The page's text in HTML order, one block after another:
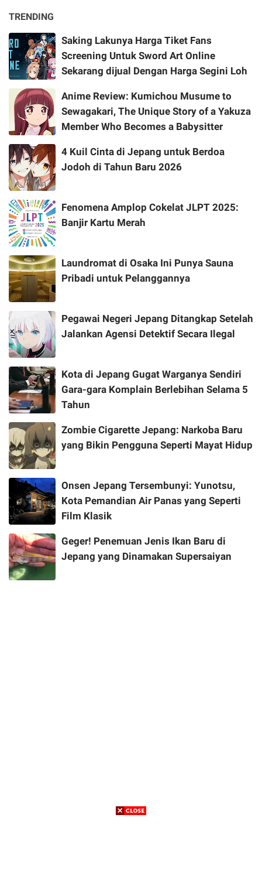
TRENDING
Saking Lakunya Harga Tiket Fans
Screening Untuk Sword Art Online
Sekarang dijual Dengan Harga Segini Loh
Anime Review: Kumichou Musume to
Sewagakari, The Unique Story of a Yakuza
Member Who Becomes a Babysitter
4 Kuil Cinta di Jepang untuk Berdoa
Jodoh di Tahun Baru 2026
Fenomena Amplop Cokelat JLPT 2025:
Banjir Kartu Merah
Laundromat di Osaka Ini Punya Sauna
Pribadi untuk Pelanggannya
Pegawai Negeri Jepang Ditangkap Setelah
Jalankan Agensi Detektif Secara Ilegal
Kota di Jepang Gugat Warganya Sendiri
Gara-gara Komplain Berlebihan Selama 5
Tahun
Zombie Cigarette Jepang: Narkoba Baru
yang Bikin Pengguna Seperti Mayat Hidup
Onsen Jepang Tersembunyi: Yunotsu,
Kota Pemandian Air Panas yang Seperti
Film Klasik
Geger! Penemuan Jenis Ikan Baru di
Jepang yang Dinamakan Supersaiyan